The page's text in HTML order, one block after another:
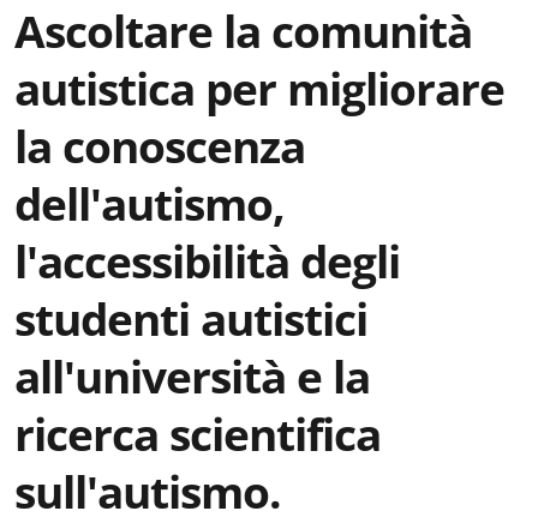
Ascoltare la comunità
autistica per migliorare
la conoscenza
dell'autismo,
l'accessibilità degli
studenti autistici
all'università e la
ricerca scientifica
sull'autismo.